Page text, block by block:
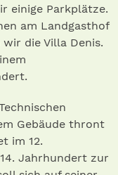
einige Parkplätze.
am Landgasthof
die Villa Denis.
Gebäude thront
im 12.
Jahrhundert zur